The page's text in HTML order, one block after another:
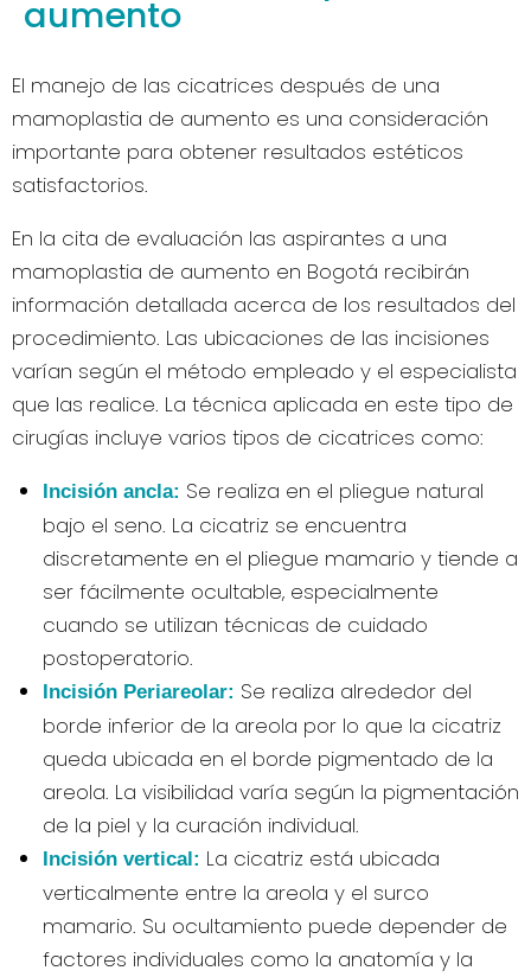
aumento
El manejo de las cicatrices después de una
mamoplastia de aumento es una consideración
importante para obtener resultados estéticos
satisfactorios.
En la cita de evaluación las aspirantes a una
mamoplastia de aumento en Bogotá recibirán
información detallada acerca de los resultados del
procedimiento. Las ubicaciones de las incisiones
varían según el método empleado y el especialista
que las realice. La técnica aplicada en este tipo de
cirugías incluye varios tipos de cicatrices como:
Incisión ancla: Se realiza en el pliegue natural
bajo el seno. La cicatriz se encuentra
discretamente en el pliegue mamario y tiende a
ser fácilmente ocultable, especialmente
cuando se utilizan técnicas de cuidado
postoperatorio.
Incisión Periareolar: Se realiza alrededor del
borde inferior de la areola por lo que la cicatriz
queda ubicada en el borde pigmentado de la
areola. La visibilidad varía según la pigmentación
de la piel y la curación individual.
Incisión vertical: La cicatriz está ubicada
verticalmente entre la areola y el surco
mamario. Su ocultamiento puede depender de
factores individuales como la anatomía y la